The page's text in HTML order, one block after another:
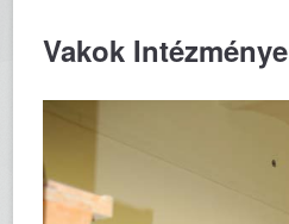
Vakok Intézménye